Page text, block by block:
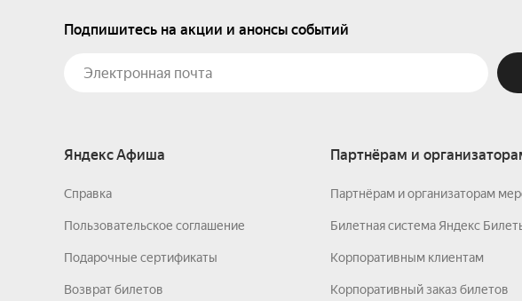
Подпишитесь на акции и анонсы событий
Яндекс Афиша
Справка
Пользовательское соглашение
Подарочные сертификаты
Возврат билетов
Партнёрам и
Партнёрам и организаторам
Билетная система Яндекс
Корпоративным клиентам
Корпоративный заказ билетов